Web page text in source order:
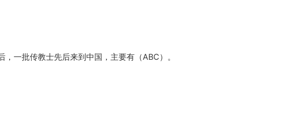
一批传教士先后来到中国，主要有（ABC）。